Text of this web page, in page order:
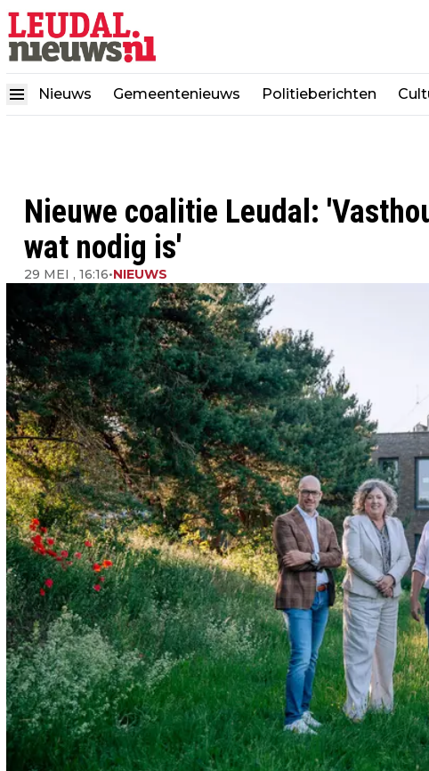
Nieuws Gemeentenieuws Politieberichten
Nieuwe coalitie Leudal:
wat nodig is'
29 MEI , 16:16•NIEUWS